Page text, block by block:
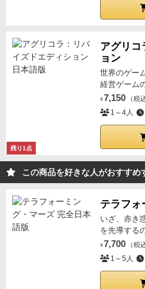
残り1点
アグリコ
ョン
世界のゲー
経営ゲーム
¥ 7,150 （税
1～4人
この商品を好きな人がおすすめ
テラフォ
いざ、赤き
を先導する
¥ 7,700 （税
1～5人